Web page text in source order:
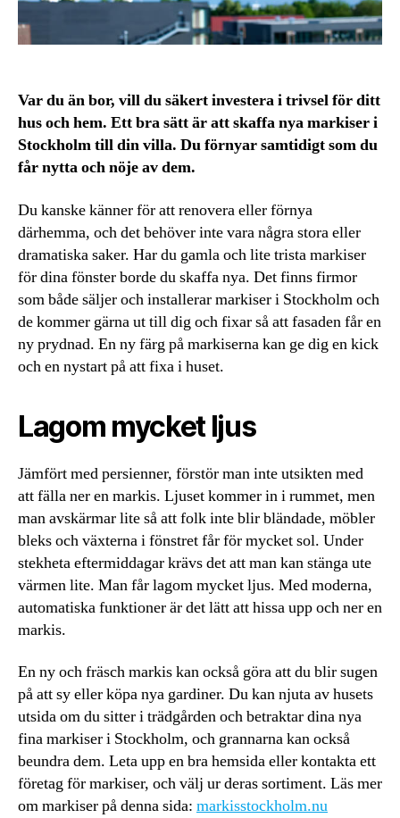
Var du än bor, vill du säkert investera i trivsel för ditt
hus och hem. Ett bra sätt är att skaffa nya markiser i
Stockholm till din villa. Du förnyar samtidigt som du
får nytta och nöje av dem.
Du kanske känner för att renovera eller förnya
därhemma, och det behöver inte vara några stora eller
dramatiska saker. Har du gamla och lite trista markiser
för dina fönster borde du skaffa nya. Det finns firmor
som både säljer och installerar markiser i Stockholm och
de kommer gärna ut till dig och fixar så att fasaden får en
ny prydnad. En ny färg på markiserna kan ge dig en kick
och en nystart på att fixa i huset.
Lagom mycket ljus
Jämfört med persienner, förstör man inte utsikten med
att fälla ner en markis. Ljuset kommer in i rummet, men
man avskärmar lite så att folk inte blir bländade, möbler
bleks och växterna i fönstret får för mycket sol. Under
stekheta eftermiddagar krävs det att man kan stänga ute
värmen lite. Man får lagom mycket ljus. Med moderna,
automatiska funktioner är det lätt att hissa upp och ner en
markis.
En ny och fräsch markis kan också göra att du blir sugen
på att sy eller köpa nya gardiner. Du kan njuta av husets
utsida om du sitter i trädgården och betraktar dina nya
fina markiser i Stockholm, och grannarna kan också
beundra dem. Leta upp en bra hemsida eller kontakta ett
företag för markiser, och välj ur deras sortiment. Läs mer
om markiser på denna sida: markisstockholm.nu